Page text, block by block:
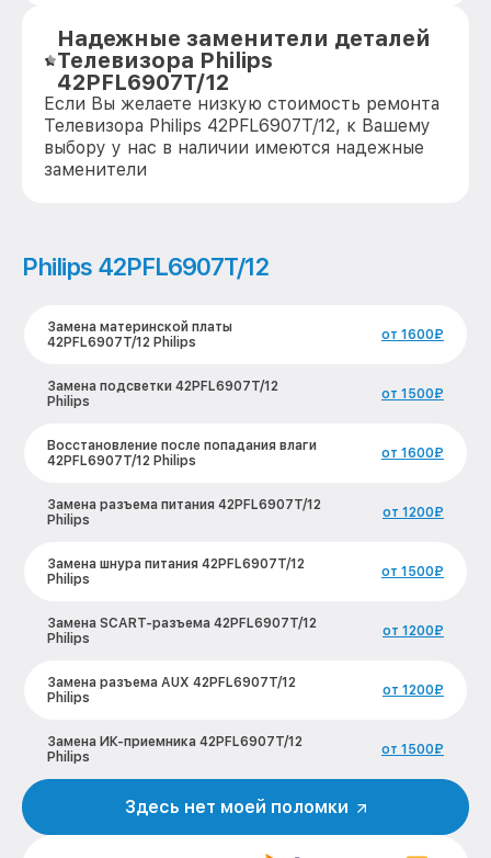
Надежные заменители деталей
Телевизора Philips
42PFL6907T/12
Если Вы желаете низкую стоимость ремонта
Телевизора Philips 42PFL6907T/12, к Вашему
выбору у нас в наличии имеются надежные
заменители
Philips 42PFL6907T/12
Замена материнской платы
42PFL6907T/12 Philips
от 1600₽
Замена подсветки 42PFL6907T/12
Philips
от 1500₽
Восстановление после попадания влаги
42PFL6907T/12 Philips
от 1600₽
Замена разъема питания 42PFL6907T/12
Philips
от 1200₽
Замена шнура питания 42PFL6907T/12
Philips
от 1500₽
Замена SCART-разъема 42PFL6907T/12
Philips
от 1200₽
Замена разъема AUX 42PFL6907T/12
Philips
от 1200₽
Замена ИК-приемника 42PFL6907T/12
Philips
от 1500₽
Замена кнопок управления
42PFL6907T/12 PhilipsЗдесь нет моей поломки